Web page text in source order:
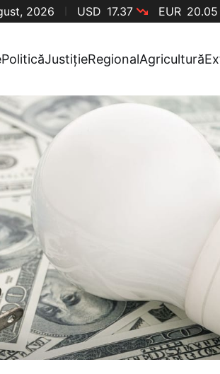
2026 USD 17.37 EUR 20.05
PoliticăJustițieRegionalAgricultură